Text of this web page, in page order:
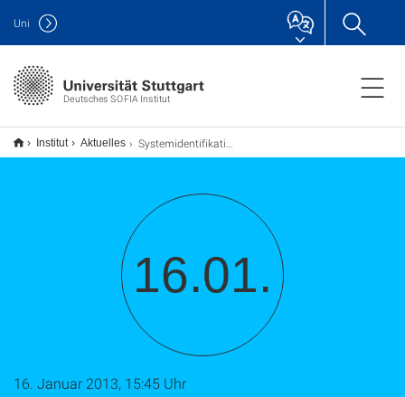
Deutsches SOFIA Institut
Uni
Institut Aktuelles Systemidentifikation des SOFIA Fine Drives und Entwurf eines modellbasierten Reglers
16.01.
16. Januar 2013, 15:45 Uhr